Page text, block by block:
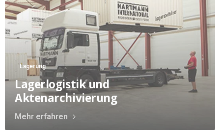
Lagerung
Lagerlogistik und
Aktenarchivierung
Mehr erfahren